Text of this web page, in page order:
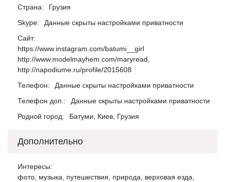
Страна:
Грузия
Skype:
Данные скрыты настройками приватности
Сайт:
https://www.instagram.com/batumi__girl
http://www.modelmayhem.com/maryread,
http://napodiume.ru/profile/2015608
Телефон:
Данные скрыты настройками приватности
Телефон доп.:
Данные скрыты настройками приватности
Родной город:
Батуми, Киев, Грузия
Дополнительно
Интересы:
фото, музыка, путешествия, природа, верховая езда,